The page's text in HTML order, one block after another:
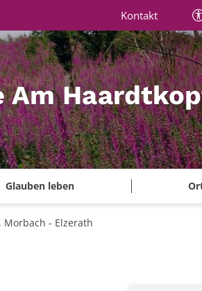
Am
Glauben leben
Kontakt
- Elzerath